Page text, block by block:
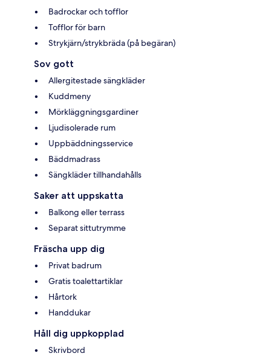
Badrockar och tofflor
Tofflor för barn
Strykjärn/strykbräda (på begäran)
Sov gott
Allergitestade sängkläder
Kuddmeny
Mörkläggningsgardiner
Ljudisolerade rum
Uppbäddningsservice
Bäddmadrass
Sängkläder tillhandahålls
Saker att uppskatta
Balkong eller terrass
Separat sittutrymme
Fräscha upp dig
Privat badrum
Gratis toalettartiklar
Hårtork
Handdukar
Håll dig uppkopplad
Skrivbord